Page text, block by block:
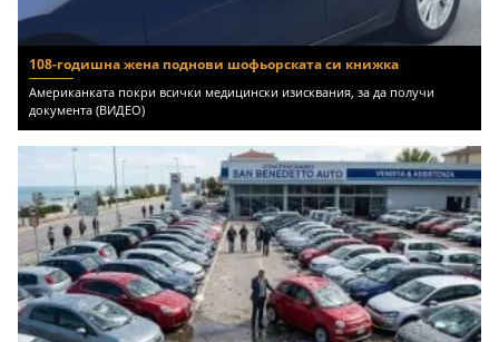
108-годишна жена поднови шофьорската си книжка
Американката покри всички медицински изисквания, за да получи
документа (ВИДЕО)